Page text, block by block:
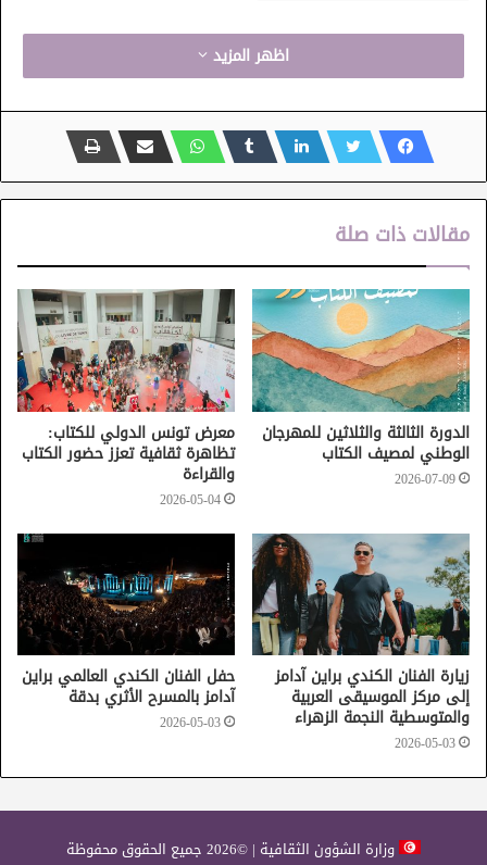
اظهر المزيد
مقالات ذات صلة
الدورة الثالثة والثلاثين للمهرجان
الوطني لمصيف الكتاب
2026-07-09
معرض تونس الدولي للكتاب:
تظاهرة ثقافية تعزز حضور الكتاب
والقراءة
2026-05-04
زيارة الفنان الكندي براين آدامز
إلى مركز الموسيقى العربية
والمتوسطية النجمة الزهراء
2026-05-03
حفل الفنان الكندي العالمي براين
آدامز بالمسرح الأثري بدقة
2026-05-03
وزارة الشؤون الثقافية | ©2026 جميع الحقوق محفوظة